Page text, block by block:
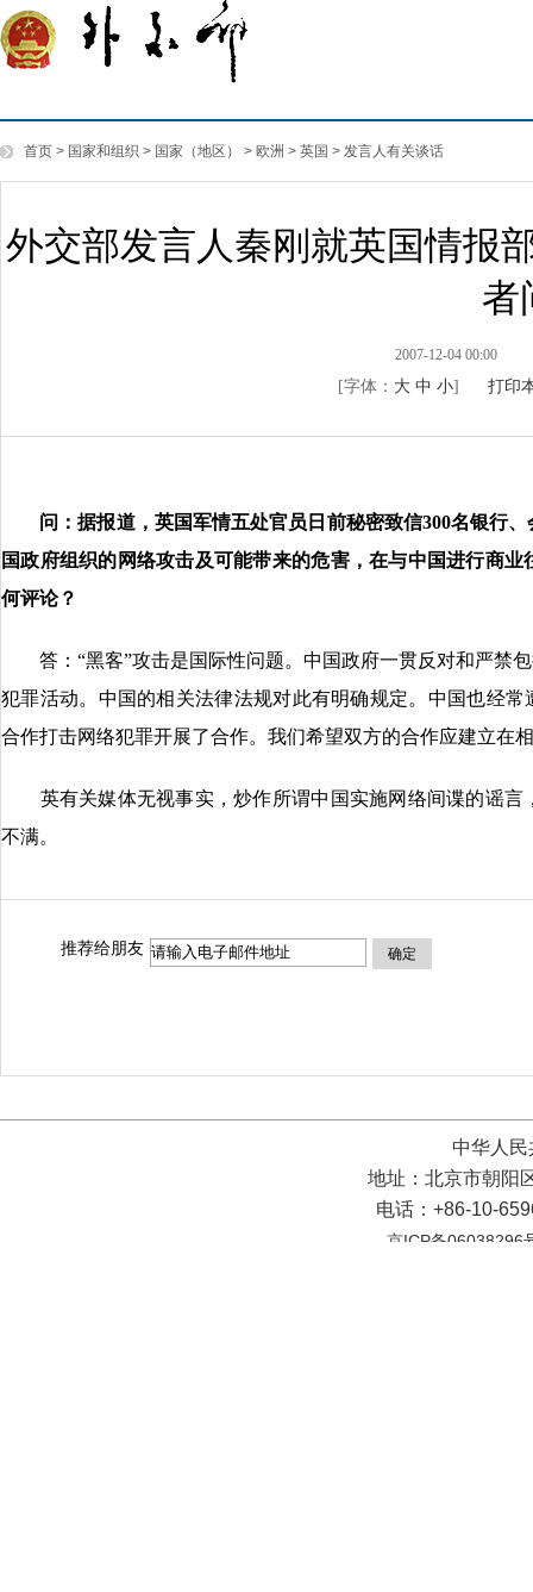
首页 > 国家和组织 > 国家（地区） > 欧洲 > 英国 > 发言人有关谈话
外交部发言人秦刚就英国情报
者
2007-12-04 00:00
[字体： 大 中 小] 打印
问：据报道，英国军情五处官员日前秘密致信300名银行、
国政府组织的网络攻击及可能带来的危害，在与中国进行商
何评论？
答：“黑客”攻击是国际性问题。中国政府一贯反对和严禁包
犯罪活动。中国的相关法律法规对此有明确规定。中国也经
合作打击网络犯罪开展了合作。我们希望双方的合作应建立在
英有关媒体无视事实，炒作所谓中国实施网络间谍的谣言
不满。
推荐给朋友 确定
中华人
地址：北京市朝阳
电话：+86-10-
京ICP备06038296